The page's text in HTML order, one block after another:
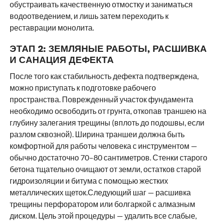
обустраивать качественную отмостку и заниматься
водоотведением, и лишь затем переходить к
реставрации монолита.
ЭТАП 2: ЗЕМЛЯНЫЕ РАБОТЫ, РАСШИВКА
И САНАЦИЯ ДЕФЕКТА
После того как стабильность дефекта подтверждена,
можно приступать к подготовке рабочего
пространства. Поврежденный участок фундамента
необходимо освободить от грунта, откопав траншею на
глубину залегания трещины (вплоть до подошвы, если
разлом сквозной). Ширина траншеи должна быть
комфортной для работы человека с инструментом —
обычно достаточно 70–80 сантиметров. Стенки старого
бетона тщательно очищают от земли, остатков старой
гидроизоляции и битума с помощью жестких
металлических щеток.Следующий шаг — расшивка
трещины перфоратором или болгаркой с алмазным
диском. Цель этой процедуры — удалить все слабые,